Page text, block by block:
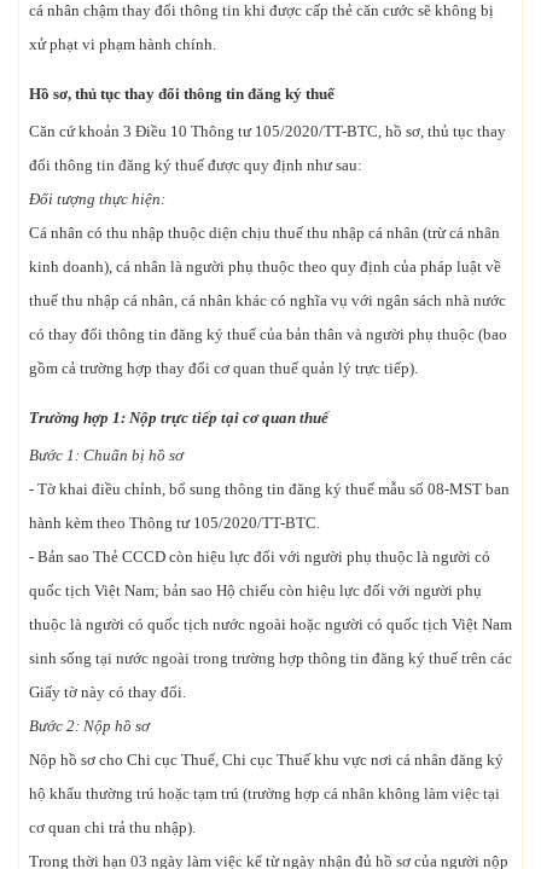
cá nhân chậm thay đổi thông tin khi được cấp thẻ căn cước sẽ không bị
xử phạt vi phạm hành chính.
Hồ sơ, thủ tục thay đổi thông tin đăng ký thuế
Căn cứ khoản 3 Điều 10 Thông tư 105/2020/TT-BTC, hồ sơ, thủ tục thay
đổi thông tin đăng ký thuế được quy định như sau:
Đối tượng thực hiện:
Cá nhân có thu nhập thuộc diện chịu thuế thu nhập cá nhân (trừ cá nhân
kinh doanh), cá nhân là người phụ thuộc theo quy định của pháp luật về
thuế thu nhập cá nhân, cá nhân khác có nghĩa vụ với ngân sách nhà nước
có thay đổi thông tin đăng ký thuế của bản thân và người phụ thuộc (bao
gồm cả trường hợp thay đổi cơ quan thuế quản lý trực tiếp).
Trường hợp 1: Nộp trực tiếp tại cơ quan thuế
Bước 1: Chuẩn bị hồ sơ
- Tờ khai điều chỉnh, bổ sung thông tin đăng ký thuế mẫu số 08-MST ban
hành kèm theo Thông tư 105/2020/TT-BTC.
- Bản sao Thẻ CCCD còn hiệu lực đối với người phụ thuộc là người có
quốc tịch Việt Nam; bản sao Hộ chiếu còn hiệu lực đối với người phụ
thuộc là người có quốc tịch nước ngoài hoặc người có quốc tịch Việt Nam
sinh sống tại nước ngoài trong trường hợp thông tin đăng ký thuế trên các
Giấy tờ này có thay đổi.
Bước 2: Nộp hồ sơ
Nộp hồ sơ cho Chi cục Thuế, Chi cục Thuế khu vực nơi cá nhân đăng ký
hộ khẩu thường trú hoặc tạm trú (trường hợp cá nhân không làm việc tại
cơ quan chi trả thu nhập).
Trong thời hạn 03 ngày làm việc kể từ ngày nhận đủ hồ sơ của người nộp